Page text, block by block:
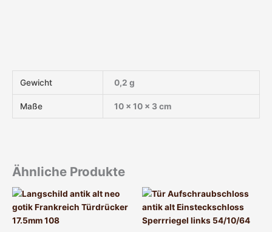
Gewicht 0,2 g
Maße 10 × 10 × 3 cm
Ähnliche Produkte